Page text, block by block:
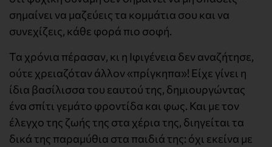
σημαίνει να μαζεύεις τα κομμάτια σου και να
συνεχίζεις, κάθε φορά πιο σοφή.
Τα χρόνια πέρασαν, κι η Ιφιγένεια δεν αναζήτησε,
ούτε χρειαζόταν άλλον «πρίγκηπα»! Είχε γίνει η
ίδια βασίλισσα του εαυτού της, δημιουργώντας
ένα σπίτι γεμάτο φροντίδα και φως. Και με τον
έλεγχο της ζωής της στα χέρια της, διηγείται τα
δικά της παραμύθια στα παιδιά της: όχι εκείνα με